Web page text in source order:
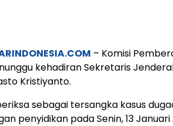
– Komisi
kehadiran Sekretaris
Kristiyanto.
sebagai tersangka kasus
penyidikan pada Senin, 13 Januari